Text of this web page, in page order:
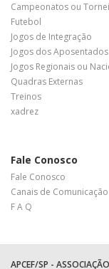
Campeonatos ou
Futebol
Jogos de Integração
Jogos dos Aposentados
Jogos Regionais ou
Quadras Externas
Treinos
xadrez
Fale Conosco
Fale Conosco
Canais de Comunicação
F A Q
APCEF/SP -